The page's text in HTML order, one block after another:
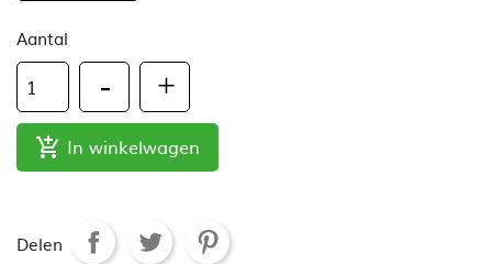
Aantal
 In winkelwagen
Delen